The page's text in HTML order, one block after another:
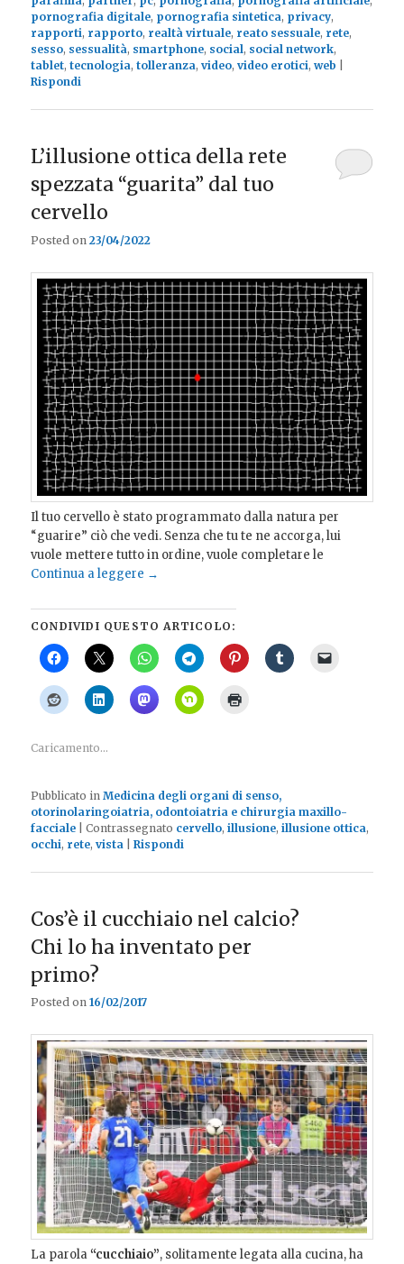
pornografia digitale, pornografia sintetica, privacy,
rapporti, rapporto, realtà virtuale, reato sessuale, rete,
sesso, sessualità, smartphone, social , social network,
tablet,tecnologia,tolleranza,video,video erotici,web
Rispondi
L’illusione ottica della rete
spezzata “guarita” dal tuo
cervello
Posted on23/04/2022
Il tuo cervello è stato programmato dalla natura per
“guarire” ciò che vedi. Senza che tu te ne accorga, lui
vuole mettere tutto in ordine, vuole completare le
Continua a leggere →
CONDIVIDI QUESTO ARTICOLO:
Caricamento...
Pubblicato in Medicina degli organi di senso,
otorinolaringoiatria, odontoiatria e chirurgia maxillo-
facciale
|Contrassegnato cervello,illusione,illusione ottica,
occhi, rete,vista |Rispondi
Cos’è il cucchiaio nel calcio?
Chi lo ha inventato per
primo?
Posted on16/02/2017
La parola “cucchiaio”, solitamente legata alla cucina, ha